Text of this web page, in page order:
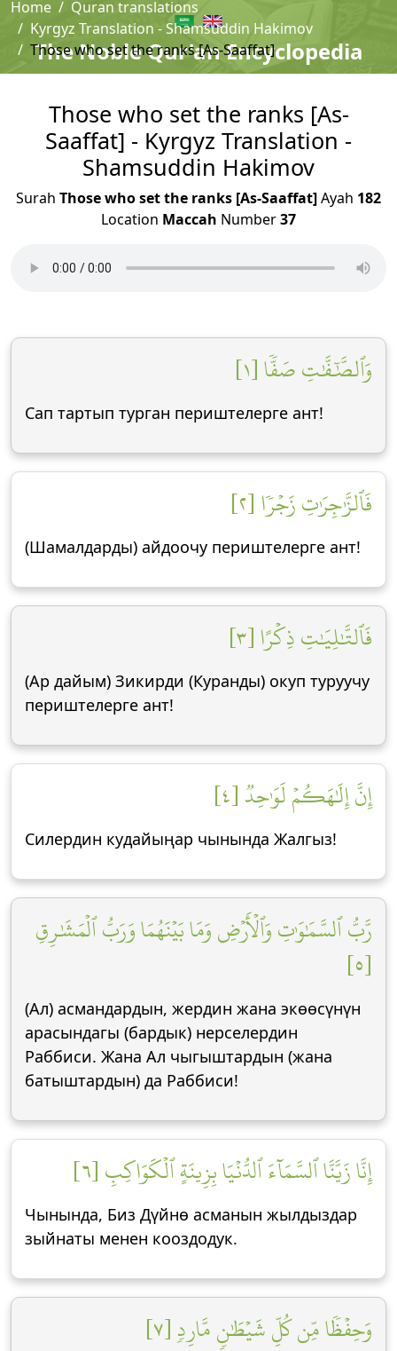
The Noble Qur'an Encyclopedia
Home
Quran translations
Kyrgyz Translation - Shamsuddin Hakimov
Those who set the ranks [As-Saaffat]
Those who set the ranks [As-
Saaffat] - Kyrgyz Translation -
Shamsuddin Hakimov
Surah Those who set the ranks [As-Saaffat]Ayah 182
Location Maccah Number37
وَٱلصَّٰٓفَّٰتِ صَفّٗا [١]
Сап тартып турган периштелерге ант!
فَٱلزَّٰجِرَٰتِ زَجۡرٗا [٢]
(Шамалдарды) айдоочу периштелерге ант!
فَٱلتَّٰلِيَٰتِ ذِكۡرًا [٣]
(Ар дайым) Зикирди (Куранды) окуп туруучу
периштелерге ант!
إِنَّ إِلَٰهَكُمۡ لَوَٰحِدٞ [٤]
Силердин кудайыңар чынында Жалгыз!
رَّبُّ ٱلسَّمَٰوَٰتِ وَٱلۡأَرۡضِ وَمَا بَيۡنَهُمَا وَرَبُّ ٱلۡمَشَٰرِقِ
[٥]
(Ал) асмандардын, жердин жана экөөсүнүн
арасындагы (бардык) нерселердин
Раббиси. Жана Ал чыгыштардын (жана
батыштардын) да Раббиси!
إِنَّا زَيَّنَّا ٱلسَّمَآءَ ٱلدُّنۡيَا بِزِينَةٍ ٱلۡكَوَاكِبِ [٦]
Чынында, Биз Дүйнө асманын жылдыздар
зыйнаты менен кооздодук.
وَحِفۡظٗا مِّن كُلِّ شَيۡطَٰنٖ مَّارِدٖ [٧]